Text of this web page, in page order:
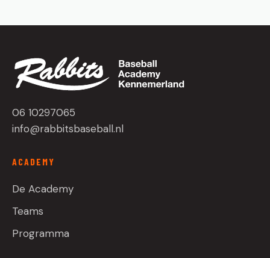
06 10297065
info@rabbitsbaseball.nl
ACADEMY
De Academy
Teams
Programma